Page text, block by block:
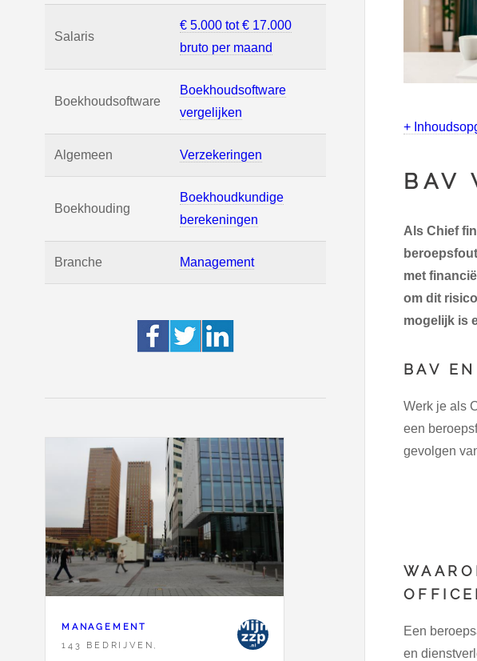
Salaris
€ 5.000 tot € 17.000
bruto per maand
Boekhoudsoftware
Boekhoudsoftware
vergelijken
Algemeen Verzekeringen
Boekhouding
Boekhoudkundige
berekeningen
Branche Management
MANAGEMENT
143 BEDRIJVEN,
+
BAV
Als Chief
met
om dit
mogelijk is
BAV
Werk je als
een
gevolgen
Een
en